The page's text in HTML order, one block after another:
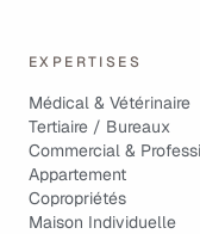
EXPERTISES
Médical & Vétérinaire
Tertiaire / Bureaux
Commercial &
Appartement
Copropriétés
Maison Individuelle